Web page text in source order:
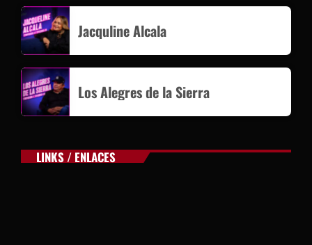
Jacquline Alcala
Los Alegres de la Sierra
LINKS / ENLACES